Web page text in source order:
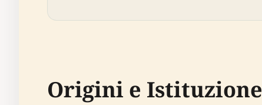
Origini e Istituzione